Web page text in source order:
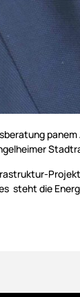
steht die